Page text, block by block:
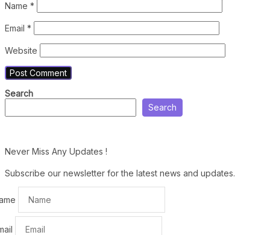
Name *
Email *
Website
Search
Search
Never Miss Any Updates !
Subscribe our newsletter for the latest news and updates.